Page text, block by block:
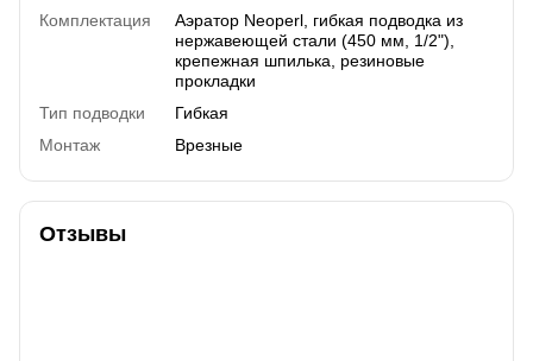
Комплектация
Аэратор Neoperl, гибкая подводка из
нержавеющей стали (450 мм, 1/2"),
крепежная шпилька, резиновые
прокладки
Тип подводки
Гибкая
Монтаж
Врезные
Отзывы